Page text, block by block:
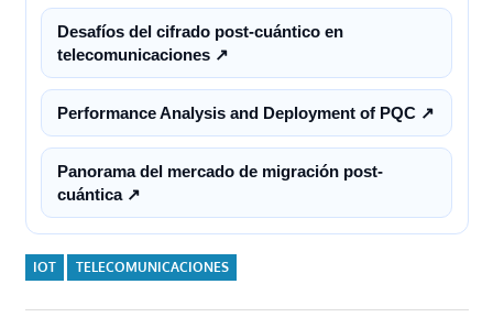
Desafíos del cifrado post-cuántico en
telecomunicaciones ↗
Performance Analysis and Deployment of PQC ↗
Panorama del mercado de migración post-
cuántica ↗
IOT TELECOMUNICACIONES